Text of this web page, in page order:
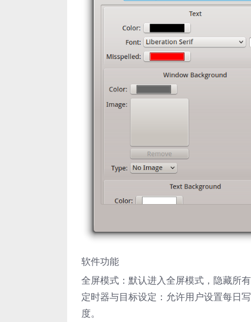
软件功能
全屏模式：默认进入全屏模式，隐藏所
定时器与目标设定：允许用户设置每日
度。